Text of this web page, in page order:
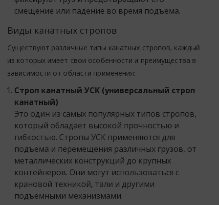
смещение или падение во время подъема.
Виды канатных стропов
Существуют различные типы канатных стропов, каждый
из которых имеет свои особенности и преимущества в
зависимости от области применения:
Строп канатный УСК (универсальный строп
канатный)
Это один из самых популярных типов стропов,
который обладает высокой прочностью и
гибкостью. Стропы УСК применяются для
подъема и перемещения различных грузов, от
металлических конструкций до крупных
контейнеров. Они могут использоваться с
крановой техникой, тали и другими
подъемными механизмами.